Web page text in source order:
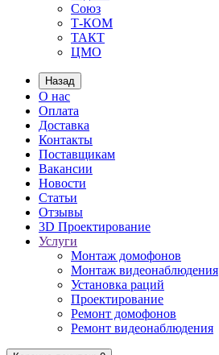
Союз
Т-КОМ
ТАКТ
ЦМО
Назад
О нас
Оплата
Доставка
Контакты
Поставщикам
Вакансии
Новости
Статьи
Отзывы
3D Проектирование
Услуги
Монтаж домофонов
Монтаж видеонаблюдения
Установка раций
Проектирование
Ремонт домофонов
Ремонт видеонаблюдения